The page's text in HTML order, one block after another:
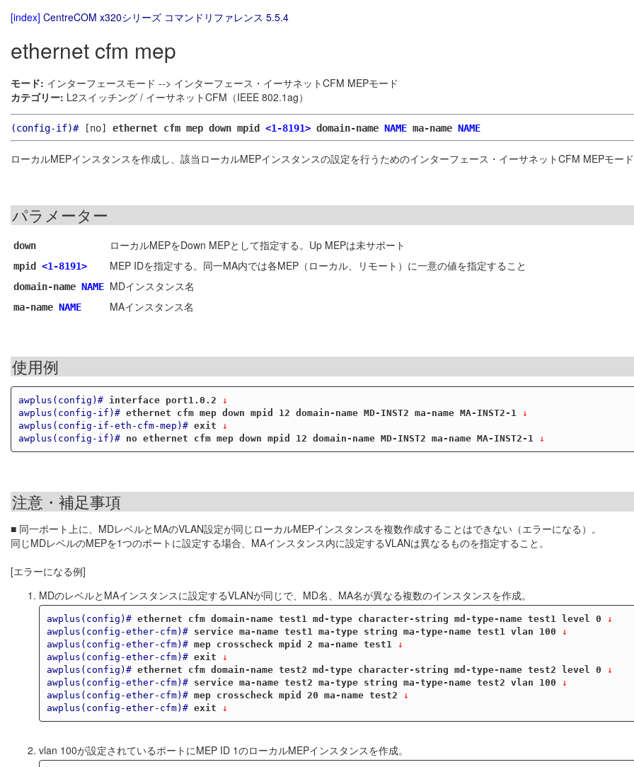
[index] CentreCOM x320シリーズ コマンドリファレンス 5.5.4
ethernet cfm mep
モード: インターフェースモード --> インターフェース・イーサネットCFM MEPモード
カテゴリー: L2スイッチング / イーサネットCFM（IEEE 802.1ag）
(config-if)#[no] ethernet cfm mep down mpid <1-8191> domain-name NAME ma-name NAME
ローカルMEPインスタンスを作成し、該当ローカルMEPインスタンスの設定を行うためのインターフェース・イーサネットCFM MEPモード
パラメーター
down ローカルMEPをDown MEPとして指定する。Up MEPは未サポート
mpid <1-8191> MEP IDを指定する。同一MA内では各MEP（ローカル、リモート）に一意の値を指定すること
domain-name NAME MDインスタンス名
ma-name NAME MAインスタンス名
使用例
awplus(config)# interface port1.0.2 ↓
awplus(config-if)# ethernet cfm mep down mpid 12 domain-name MD-INST2 ma-name MA-INST2-1
↓
awplus(config-if-eth-cfm-mep)# exit ↓
awplus(config-if)#
no ethernet cfm mep down mpid 12 domain-name MD-INST2 ma-name MA-INST2-1 ↓
注意・補足事項
■ 同一ポート上に、MDレベルとMAのVLAN設定が同じローカルMEPインスタンスを複数作成することはできない（エラーになる）。
同じMDレベルのMEPを1つのポートに設定する場合、MAインスタンス内に設定するVLANは異なるものを指定すること。
[エラーになる例]
MDのレベルとMAインスタンスに設定するVLANが同じで、MD名、MA名が異なる複数のインスタンスを作成。
awplus(config)# ethernet cfm domain-name test1 md-type character-string md-type-name test1 level 0 ↓
awplus(config-ether-cfm)#
service ma-name test1 ma-type string ma-type-name test1 vlan 100 ↓
awplus(config-ether-cfm)# mep crosscheck mpid 2 ma-name test1
↓
awplus(config-ether-cfm)# exit ↓
awplus(config)# ethernet cfm domain-name test2 md-type character-string md-type-name test2 level 0 ↓
awplus(config-ether-cfm)#
service ma-name test2 ma-type string ma-type-name test2 vlan 100 ↓
awplus(config-ether-cfm)# mep crosscheck mpid 20 ma-name test2 ↓
awplus(config-ether-cfm)# exit ↓
vlan 100が設定されているポートにMEP ID 1のローカルMEPインスタンスを作成。